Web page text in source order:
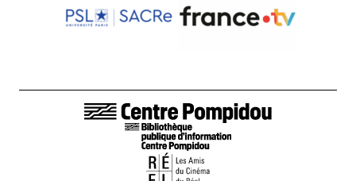
LIENS DE BAS DE PAGE